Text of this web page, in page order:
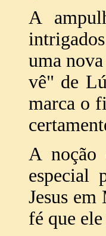
A
uma
vê" de
marca o
A noção
especial
Jesus
fé que